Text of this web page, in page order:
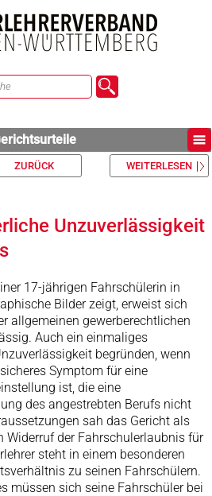
ZURÜCK WEITERLESEN
Unzuverlässigkeit
17-jährigen Fahrschülerin in
Bilder zeigt, erweist sich
allgemeinen gewerberechtlichen
Auch ein einmaliges
begründen, wenn
Symptom für eine
ist, die eine
des angestrebten Berufs nicht
sah das Gericht als
Widerruf der Fahrschulerlaubnis für
steht in einem besonderen
zu seinen Fahrschülern.
müssen sich seine Fahrschüler bei